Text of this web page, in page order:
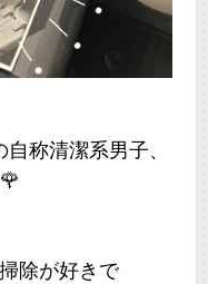
称清潔系男子、
除が好きで